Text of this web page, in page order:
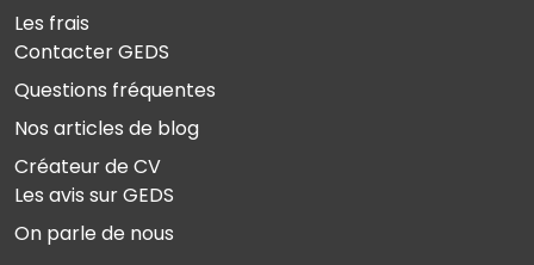
Les frais
Contacter GEDS
Questions fréquentes
Nos articles de blog
Créateur de CV
Les avis sur GEDS
On parle de nous